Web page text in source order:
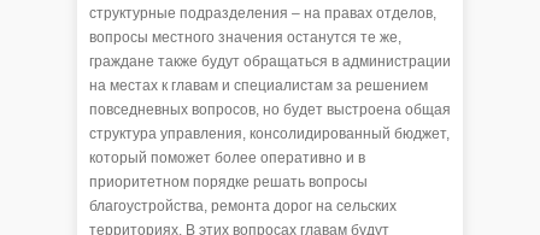
структурные подразделения – на правах отделов,
вопросы местного значения останутся те же,
граждане также будут обращаться в администрации
на местах к главам и специалистам за решением
повседневных вопросов, но будет выстроена общая
структура управления, консолидированный бюджет,
который поможет более оперативно и в
приоритетном порядке решать вопросы
благоустройства, ремонта дорог на сельских
территориях. В этих вопросах главам будут